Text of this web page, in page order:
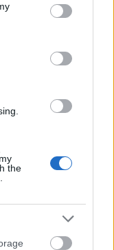
You may click to
party tags to
in below Google
the
ahol
1930-as évek
–
és
Ahogy a
át a stílusa is:
virágos
egészen